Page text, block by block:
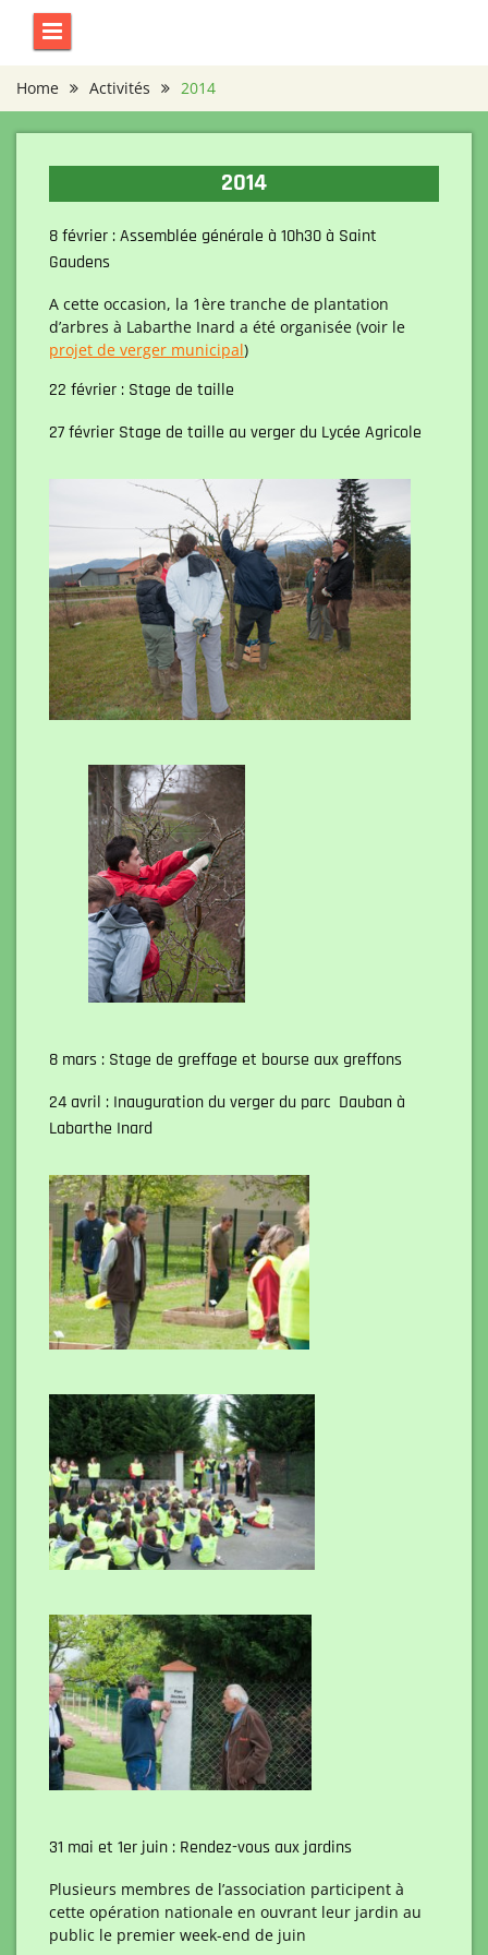
content
Home
Activités 2014
2014
8 février : Assemblée générale à 10h30 à Saint
Gaudens
A cette occasion, la 1ère tranche de plantation
d’arbres à Labarthe Inard a été organisée (voir le
projet de verger municipal)
22 février : Stage de taille
27 février Stage de taille au verger du Lycée Agricole
8 mars : Stage de greffage et bourse aux greffons
24 avril : Inauguration du verger du parc Dauban à
Labarthe Inard
31 mai et 1er juin : Rendez-vous aux jardins
Plusieurs membres de l’association participent à
cette opération nationale en ouvrant leur jardin au
public le premier week-end de juin